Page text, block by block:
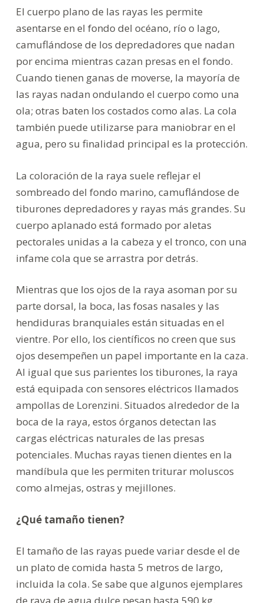
El cuerpo plano de las rayas les permite
asentarse en el fondo del océano, río o lago,
camuflándose de los depredadores que nadan
por encima mientras cazan presas en el fondo.
Cuando tienen ganas de moverse, la mayoría de
las rayas nadan ondulando el cuerpo como una
ola; otras baten los costados como alas. La cola
también puede utilizarse para maniobrar en el
agua, pero su finalidad principal es la protección.
La coloración de la raya suele reflejar el
sombreado del fondo marino, camuflándose de
tiburones depredadores y rayas más grandes. Su
cuerpo aplanado está formado por aletas
pectorales unidas a la cabeza y el tronco, con una
infame cola que se arrastra por detrás.
Mientras que los ojos de la raya asoman por su
parte dorsal, la boca, las fosas nasales y las
hendiduras branquiales están situadas en el
vientre. Por ello, los científicos no creen que sus
ojos desempeñen un papel importante en la caza.
Al igual que sus parientes los tiburones, la raya
está equipada con sensores eléctricos llamados
ampollas de Lorenzini. Situados alrededor de la
boca de la raya, estos órganos detectan las
cargas eléctricas naturales de las presas
potenciales. Muchas rayas tienen dientes en la
mandíbula que les permiten triturar moluscos
como almejas, ostras y mejillones.
¿Qué tamaño tienen?
El tamaño de las rayas puede variar desde el de
un plato de comida hasta 5 metros de largo,
incluida la cola. Se sabe que algunos ejemplares